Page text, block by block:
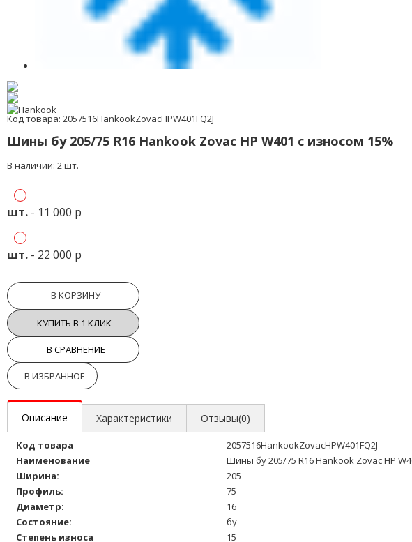
Код товара: 2057516HankookZovacHPW401FQ2J
Шины бу 205/75 R16 Hankook Zovac HP W401 с износом 15%
В наличии: 2 шт.
шт. - 11 000 р
шт. - 22 000 р
В КОРЗИНУ
КУПИТЬ В 1 КЛИК
В СРАВНЕНИЕ
В ИЗБРАННОЕ
Описание Характеристики Отзывы(0)
Код товара
2057516HankookZovacHPW401FQ2J
Наименование
Шины бу 205/75 R16 Hankook Zovac HP
Ширина:
205
Профиль:
75
Диаметр:
16
Состояние:
бу
Степень износа
15